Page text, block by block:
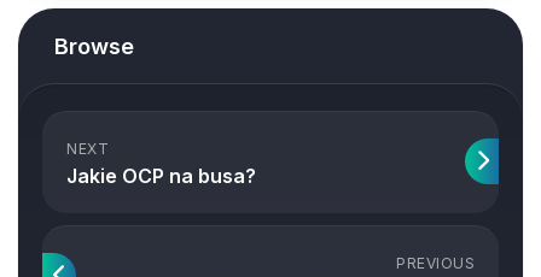
Browse
NEXT
Jakie OCP na busa?
PREVIOUS